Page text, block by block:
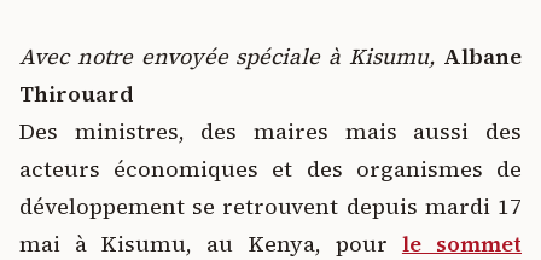
Avec notre envoyée spéciale à Kisumu, Albane
Thirouard
Des ministres, des maires mais aussi des
acteurs économiques et des organismes de
développement se retrouvent depuis mardi 17
mai à Kisumu, au Kenya, pour le sommet